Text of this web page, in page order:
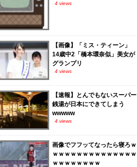
4 views
【画像】「ミス・ティーン」
14歳中2「橋本環奈似」美女が
グランプリ
4 views
【速報】とんでもないスーパー
銭湯が日本にできてしまう
wwwww
4 views
画像でフフッてなったら寝ろｗ
ｗｗｗｗｗｗｗｗｗｗｗｗｗｗ
ｗｗｗｗｗｗｗｗ